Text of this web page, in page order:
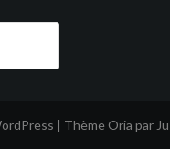
| Thème Oria par